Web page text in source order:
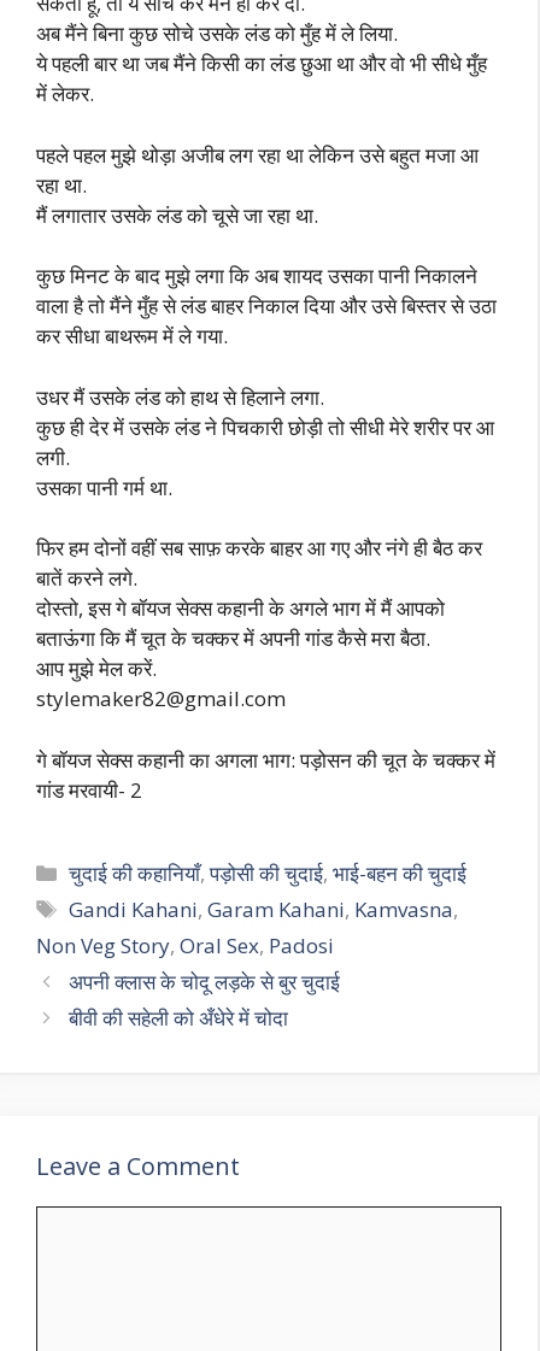
अब मैंने बिना कुछ सोचे उसके लंड को मुँह में ले लिया.
ये पहली बार था जब मैंने किसी का लंड छुआ था और वो भी सीधे मुँह
में लेकर.
पहले पहल मुझे थोड़ा अजीब लग रहा था लेकिन उसे बहुत मजा आ
रहा था.
मैं लगातार उसके लंड को चूसे जा रहा था.
कुछ मिनट के बाद मुझे लगा कि अब शायद उसका पानी निकालने
वाला है तो मैंने मुँह से लंड बाहर निकाल दिया और उसे बिस्तर से उठा
कर सीधा बाथरूम में ले गया.
उधर मैं उसके लंड को हाथ से हिलाने लगा.
कुछ ही देर में उसके लंड ने पिचकारी छोड़ी तो सीधी मेरे शरीर पर आ
लगी.
उसका पानी गर्म था.
फिर हम दोनों वहीं सब साफ़ करके बाहर आ गए और नंगे ही बैठ कर
बातें करने लगे.
दोस्तो, इस गे बॉयज सेक्स कहानी के अगले भाग में मैं आपको
बताऊंगा कि मैं चूत के चक्कर में अपनी गांड कैसे मरा बैठा.
आप मुझे मेल करें.
stylemaker82@gmail.com
गे बॉयज सेक्स कहानी का अगला भाग: पड़ोसन की चूत के चक्कर में
गांड मरवायी- 2
Categories
चुदाई की कहानियाँ,पड़ोसी की चुदाई,भाई-बहन की चुदाई
Tags
Gandi Kahani,Garam Kahani, Kamvasna,
Non Veg Story, Oral Sex, Padosi
अपनी क्लास के चोदू लड़के से बुर चुदाई
बीवी की सहेली को अँधेरे में चोदा
Leave a Comment